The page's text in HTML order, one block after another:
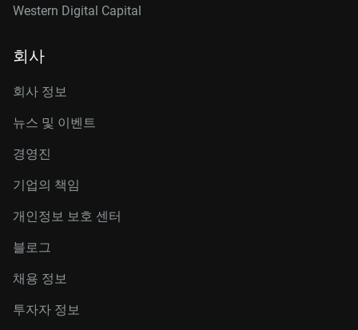
Western Digital Capital
회사
회사 정보
뉴스 및 이벤트
경영진
기업의 책임
개인정보 보호 센터
블로그
채용 정보
투자자 정보